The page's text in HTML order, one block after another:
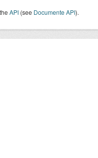
API (see Documente API).